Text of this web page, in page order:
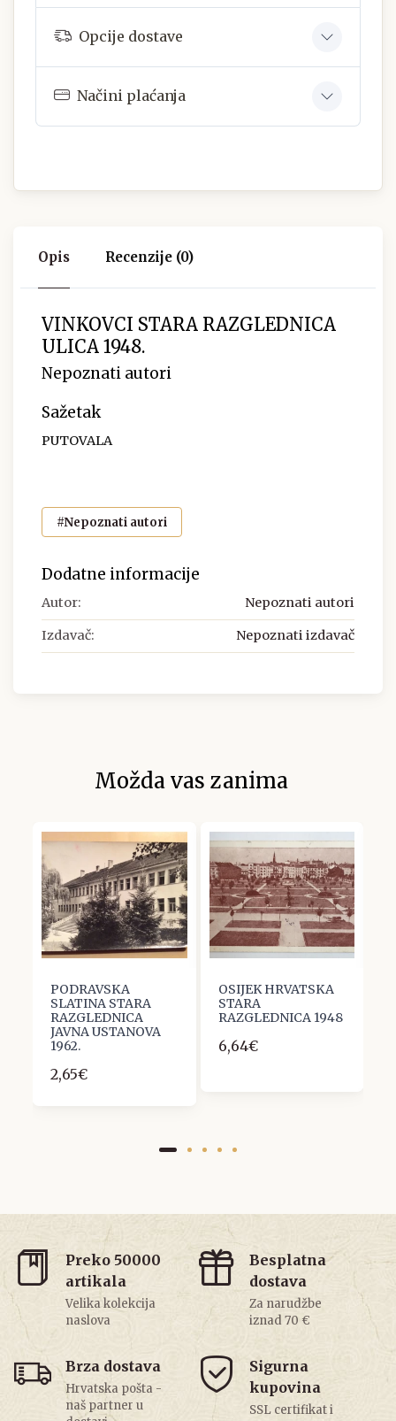
Opcije dostave
Načini plaćanja
Opis Recenzije (0)
VINKOVCI STARA RAZGLEDNICA
ULICA 1948.
Nepoznati autori
Sažetak
PUTOVALA
#Nepoznati autori
Dodatne informacije
Autor: Nepoznati autori
Izdavač: Nepoznati izdavač
Možda vas zanima
PODRAVSKA
SLATINA STARA
RAZGLEDNICA
JAVNA USTANOVA
1962.
2,65€
OSIJEK HRVATSKA
STARA
RAZGLEDNICA 1948
6,64€
Preko 50000
artikala
Velika kolekcija
naslova
Besplatna
dostava
Za narudžbe
iznad 70 €
Brza dostava
Hrvatska pošta -
naš partner u
Sigurna
kupovina
SSL certifikat i